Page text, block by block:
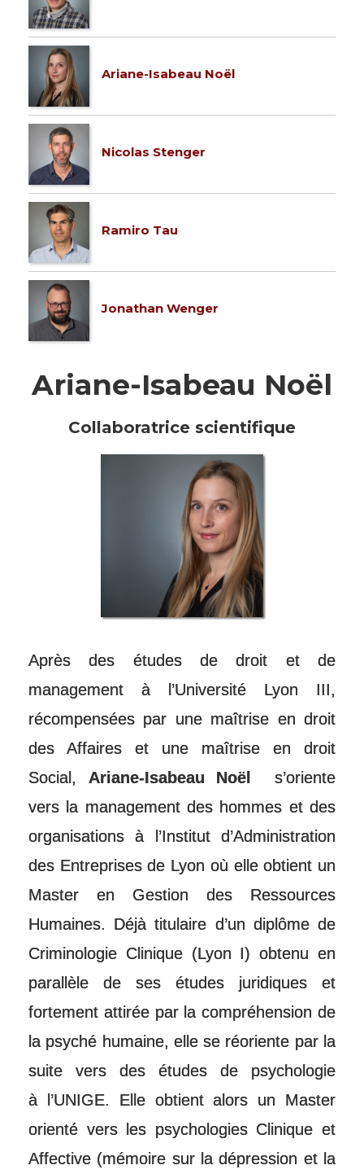
Ariane-Isabeau Noël
Nicolas Stenger
Ramiro Tau
Jonathan Wenger
Ariane-Isabeau Noël
Collaboratrice scientifique
Après des études de droit et de
management à l’Université Lyon III,
récompensées par une maîtrise en droit
des Affaires et une maîtrise en droit
Social, Ariane-Isabeau Noël
s’oriente
vers la management des hommes et des
organisations à l’Institut d’Administration
des Entreprises de Lyon où elle obtient un
Master en Gestion des Ressources
Humaines. Déjà titulaire d’un diplôme de
Criminologie Clinique (Lyon I) obtenu en
parallèle de ses études juridiques et
fortement attirée par la compréhension de
la psyché humaine, elle se réoriente par la
suite vers des études de psychologie
à l’UNIGE. Elle obtient alors un Master
orienté vers les psychologies Clinique et
Affective (mémoire sur la dépression et la